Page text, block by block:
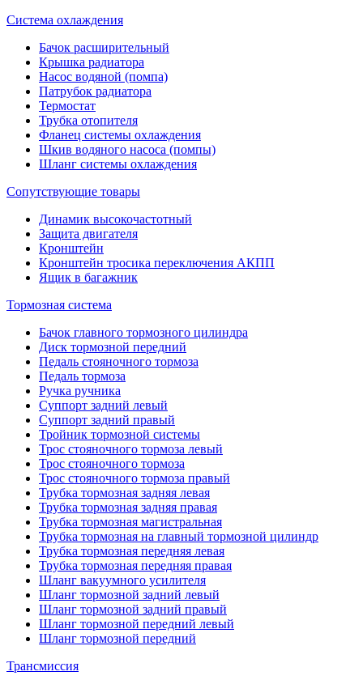
Система охлаждения
Бачок расширительный
Крышка радиатора
Насос водяной (помпа)
Патрубок радиатора
Термостат
Трубка отопителя
Фланец системы охлаждения
Шкив водяного насоса (помпы)
Шланг системы охлаждения
Сопутствующие товары
Динамик высокочастотный
Защита двигателя
Кронштейн
Кронштейн тросика переключения АКПП
Ящик в багажник
Тормозная система
Бачок главного тормозного цилиндра
Диск тормозной передний
Педаль стояночного тормоза
Педаль тормоза
Ручка ручника
Суппорт задний левый
Суппорт задний правый
Тройник тормозной системы
Трос стояночного тормоза левый
Трос стояночного тормоза
Трос стояночного тормоза правый
Трубка тормозная задняя левая
Трубка тормозная задняя правая
Трубка тормозная магистральная
Трубка тормозная на главный тормозной цилиндр
Трубка тормозная передняя левая
Трубка тормозная передняя правая
Шланг вакуумного усилителя
Шланг тормозной задний левый
Шланг тормозной задний правый
Шланг тормозной передний левый
Шланг тормозной передний
Трансмиссия